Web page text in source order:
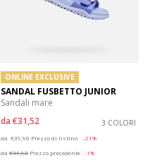
ONLINE EXCLUSIVE
SANDAL FUSBETTO JUNIOR
Sandali mare
da €31,52 3 COLORI
da €39,90 Prezzo di listino
-21%
da €31,92 Prezzo precedente -1%